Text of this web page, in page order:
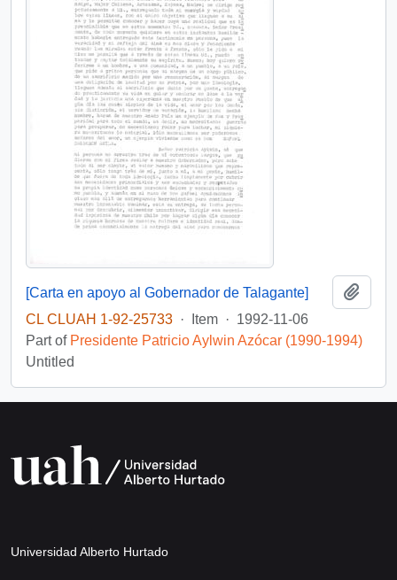
[Carta en apoyo al Gobernador de Talagante]
CL CLUAH 1-92-25733 · Item · 1992-11-06
Part of Presidente Patricio Aylwin Azócar (1990-1994)
Untitled
Universidad Alberto Hurtado